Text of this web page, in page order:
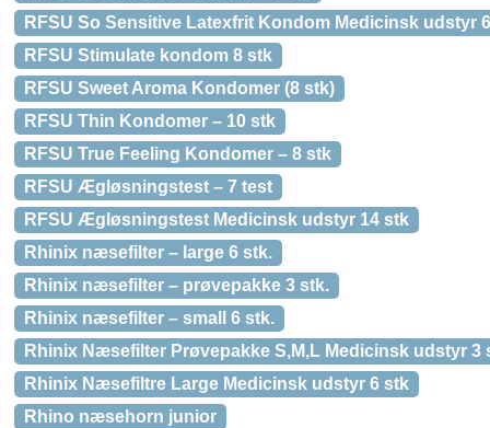
RFSU So Sensitive Latexfrit Kondom Medicinsk udstyr
RFSU Stimulate kondom 8 stk
RFSU Sweet Aroma Kondomer (8 stk)
RFSU Thin Kondomer – 10 stk
RFSU True Feeling Kondomer – 8 stk
RFSU Ægløsningstest – 7 test
RFSU Ægløsningstest Medicinsk udstyr 14 stk
Rhinix næsefilter – large 6 stk.
Rhinix næsefilter – prøvepakke 3 stk.
Rhinix næsefilter – small 6 stk.
Rhinix Næsefilter Prøvepakke S,M,L Medicinsk udstyr 3
Rhinix Næsefiltre Large Medicinsk udstyr 6 stk
Rhino næsehorn junior